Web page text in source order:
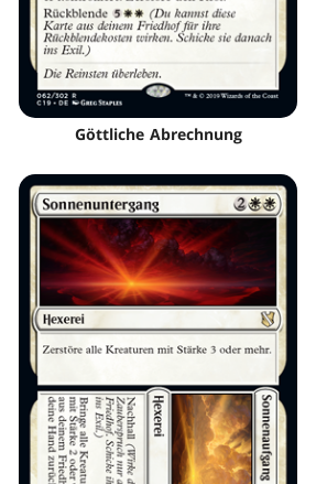
Göttliche Abrechnung